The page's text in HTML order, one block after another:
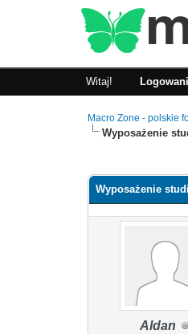
Witaj!
Macro Zone - polskie
Wyposażenie
Wyposażenie
Aldan